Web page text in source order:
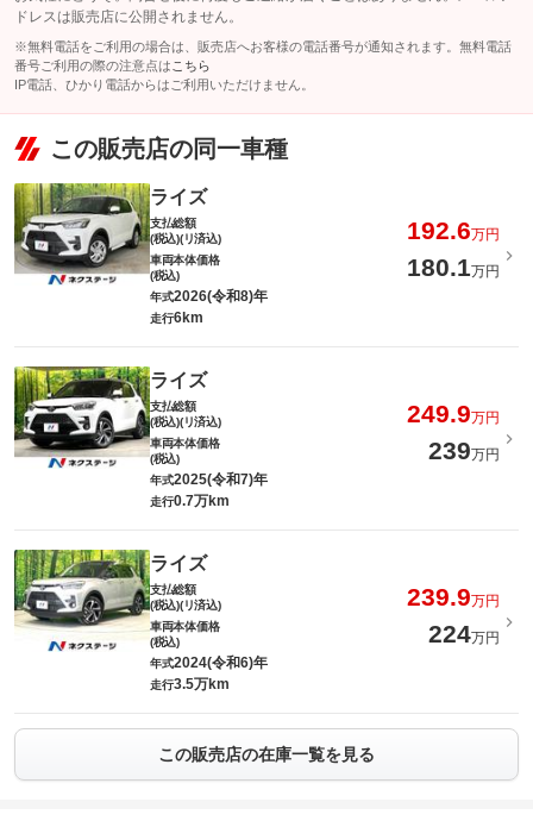
ドレスは販売店に公開されません。
※無料電話をご利用の場合は、販売店へお客様の電話番号が通知されます。無料電話
番号ご利用の際の注意点は こちら
IP電話、ひかり電話からはご利用いただけません。
この販売店の同一車種
ライズ
支払総額
(税込)(リ済込)
192.6万円
車両本体価格
(税込)
180.1万円
年式2026(令和8)年
走行6km
ライズ
支払総額
(税込)(リ済込)
249.9万円
車両本体価格
(税込)
239万円
年式2025(令和7)年
走行0.7万km
ライズ
支払総額
(税込)(リ済込)
239.9万円
車両本体価格
(税込)
224万円
年式2024(令和6)年
走行3.5万km
この販売店の在庫一覧を見る